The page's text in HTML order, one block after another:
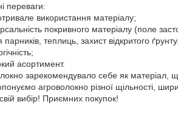
переваги:
використання матеріалу;
покривного матеріалу (поле
парників, теплиць, захист відкритого ґрунту.
асортимент.
зарекомендувало себе як матеріал,
агроволокно різної щільності,
вибір! Приємних покупок!